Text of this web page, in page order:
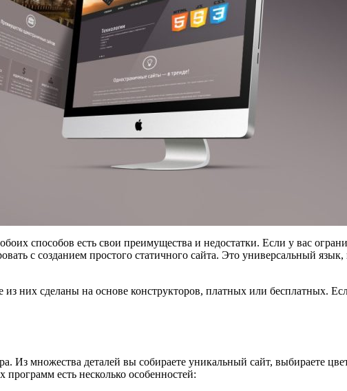
способов есть свои преимущества и недостатки. Если у вас
с созданием простого статичного сайта. Это универсальный
них сделаны на основе конструкторов, платных или бесплатных.
множества деталей вы собираете уникальный сайт, выбираете
есть несколько особенностей: